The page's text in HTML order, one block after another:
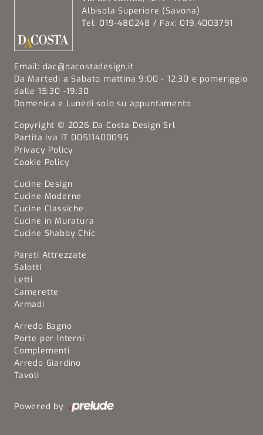
Albisola Superiore (Savona)
Tel. 019-480248 / Fax: 019.4003791
Email: dac@dacostadesign.it
Da Martedi a Sabato mattina 9:00 - 12:30 e pomeriggio
dalle 15:30 -19:30
Domenica e Lunedi solo su appuntamento
Copyright © 2026 Da Costa Design Srl
Partita Iva IT 00511400095
Privacy Policy
Cookie Policy
Cucine Design
Cucine Moderne
Cucine Classiche
Cucine in Muratura
Cucine Shabby Chic
Pareti Attrezzate
Salotti
Letti
Camerette
Armadi
Arredo Bagno
Porte per Interni
Complementi
Arredo Giardino
Tavoli
Powered by